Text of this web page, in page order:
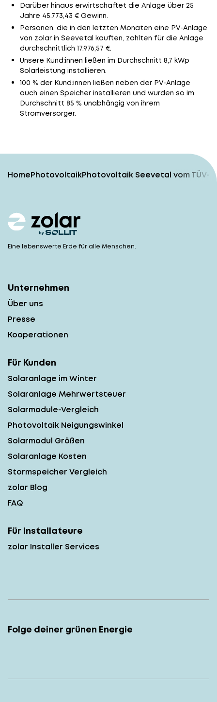
Darüber hinaus erwirtschaftet die Anlage über 25
Jahre 45.773,43 € Gewinn.
Personen, die in den letzten Monaten eine PV-Anlage
von zolar in Seevetal kauften, zahlten für die Anlage
durchschnittlich 17.976,57 €.
Unsere Kund:innen ließen im Durchschnitt 8,7 kWp
Solarleistung installieren.
100 % der Kund:innen ließen neben der PV-Anlage
auch einen Speicher installieren und wurden so im
Durchschnitt 85 % unabhängig von ihrem
Stromversorger.
HomePhotovoltaikPhotovoltaik Seevetal vom
Eine lebenswerte Erde für alle Menschen.
Unternehmen
Über uns
Presse
Kooperationen
Für Kunden
Solaranlage im Winter
Solaranlage Mehrwertsteuer
Solarmodule-Vergleich
Photovoltaik Neigungswinkel
Solarmodul Größen
Solaranlage Kosten
Stormspeicher Vergleich
zolar Blog
FAQ
Für Installateure
zolar Installer Services
Folge deiner grünen Energie